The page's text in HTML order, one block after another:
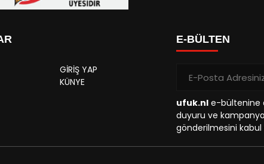
GİRİŞ YAP
KÜNYE
E-BÜLTEN
ufuk.nl e-bültenine
duyuru ve
gönderilmesini